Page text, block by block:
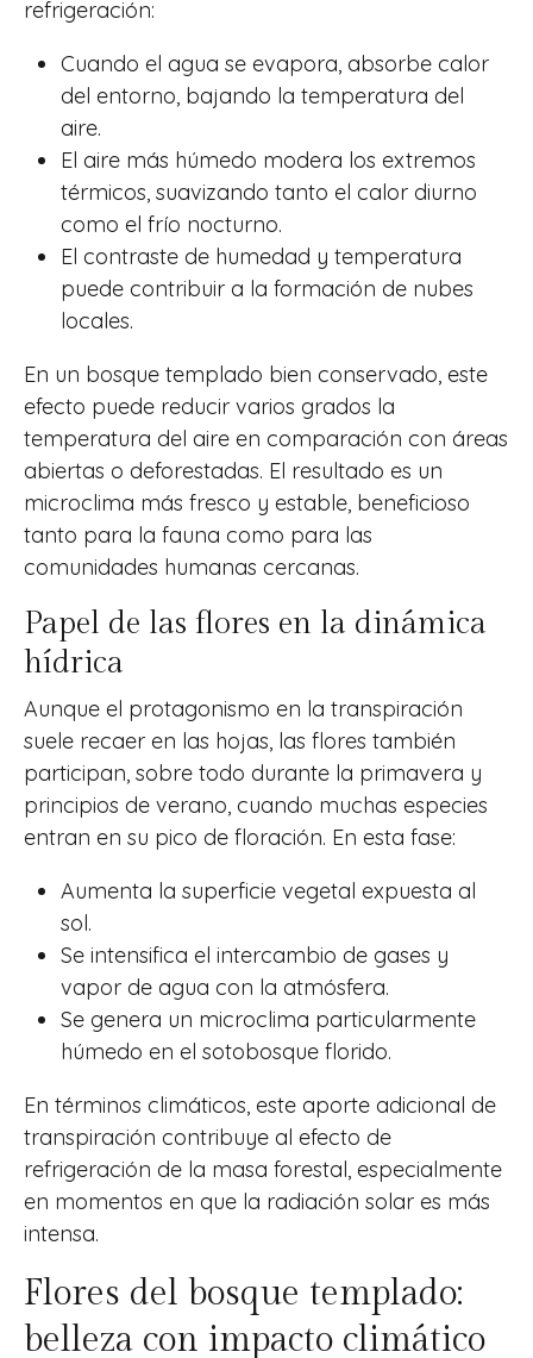
refrigeración:
Cuando el agua se evapora, absorbe calor
del entorno, bajando la temperatura del
aire.
El aire más húmedo modera los extremos
térmicos, suavizando tanto el calor diurno
como el frío nocturno.
El contraste de humedad y temperatura
puede contribuir a la formación de nubes
locales.
En un bosque templado bien conservado, este
efecto puede reducir varios grados la
temperatura del aire en comparación con áreas
abiertas o deforestadas. El resultado es un
microclima más fresco y estable, beneficioso
tanto para la fauna como para las
comunidades humanas cercanas.
Papel de las flores en la dinámica
hídrica
Aunque el protagonismo en la transpiración
suele recaer en las hojas, las flores también
participan, sobre todo durante la primavera y
principios de verano, cuando muchas especies
entran en su pico de floración. En esta fase:
Aumenta la superficie vegetal expuesta al
sol.
Se intensifica el intercambio de gases y
vapor de agua con la atmósfera.
Se genera un microclima particularmente
húmedo en el sotobosque florido.
En términos climáticos, este aporte adicional de
transpiración contribuye al efecto de
refrigeración de la masa forestal, especialmente
en momentos en que la radiación solar es más
intensa.
Flores del bosque templado:
belleza con impacto climático